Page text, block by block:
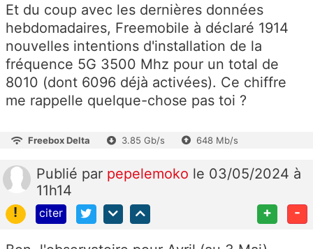
Et du coup avec les dernières données
hebdomadaires, Freemobile à déclaré 1914
nouvelles intentions d'installation de la
fréquence 5G 3500 Mhz pour un total de
8010 (dont 6096 déjà activées). Ce chiffre
me rappelle quelque-chose pas toi ?
Freebox Delta 3.85 Gb/s 648 Mb/s
Publié par pepelemoko le 03/05/2024 à
11h14
!
citer + -